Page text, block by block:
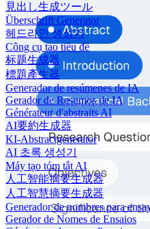
見出し生成ツール
Überschrift Generator
헤드라인 생성기
Công cụ tạo tiêu đề
标题生成器
標題產生器
Generador de resúmenes de IA
Gerador de Resumos de IA
Générateur d'abstraits AI
AI要約生成器
KI-Abstractgenerator
AI 초록 생성기
Máy tạo tóm tắt AI
人工智能摘要生成器
人工智慧摘要生成器
Generador de nombres para
Gerador de Nomes de Ensaios